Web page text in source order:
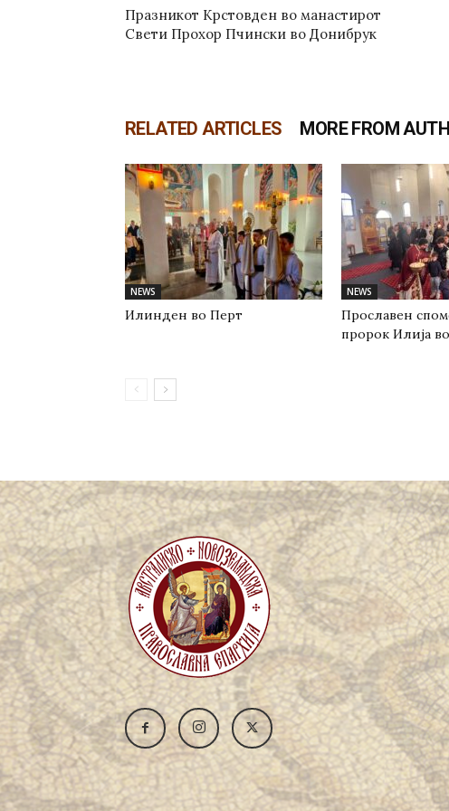
Празникот Крстовден во манастирот
Свети Прохор Пчински во Донибрук
RELATED ARTICLES MORE FROM
NEWS
Илинден во Перт
NEWS
Прославен
пророк Илија